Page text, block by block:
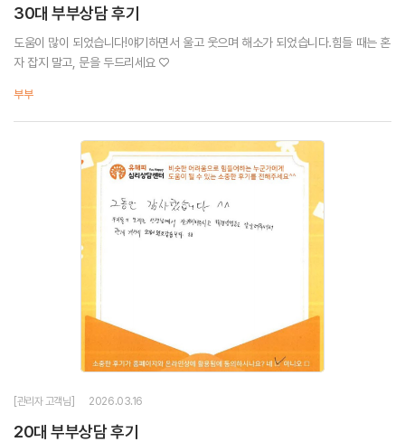
30대 부부상담 후기
도움이 많이 되었습니다!얘기하면서 울고 웃으며 해소가 되었습니다.힘들 때는 혼
자 잡지 말고, 문을 두드리세요 ♡
부부
[관리자 고객님] 2026.03.16
20대 부부상담 후기